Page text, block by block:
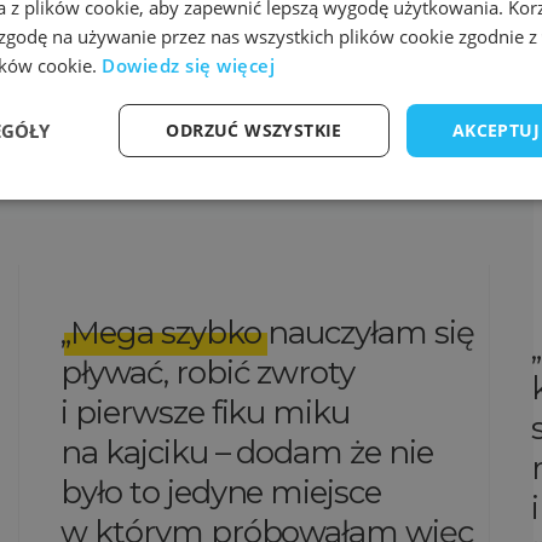
Brak tagów przypisanych do tego artykułu.
Mega szybkonauczyłam się
pływać, robić zwroty
i pierwsze fiku miku
na kajciku – dodam że nie
było to jedyne miejsce
w którym próbowałam więc
z plików cookie, aby zapewnić lepszą wygodę użytkowania.
na używanie przez nas wszystkich plików cookie zgodnie
cookie. Dowiedz się więcej
ODRZUĆ WSZYSTKIE